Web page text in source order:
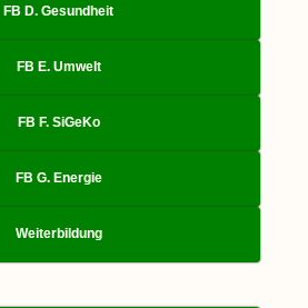
FB D. Gesundheit
FB E. Umwelt
FB F. SiGeKo
FB G. Energie
Weiterbildung